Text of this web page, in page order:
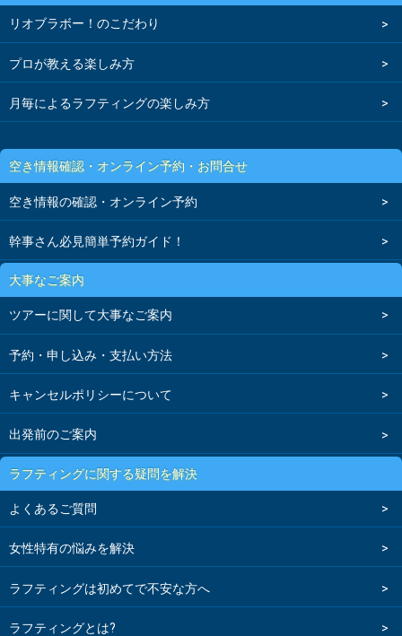
リオブラボー！のこだわり
プロが教える楽しみ方
月毎によるラフティングの楽しみ方
空き情報確認・オンライン予約・お問合せ
空き情報の確認・オンライン予約
幹事さん必見簡単予約ガイド！
大事なご案内
ツアーに関して大事なご案内
予約・申し込み・支払い方法
キャンセルポリシーについて
出発前のご案内
ラフティングに関する疑問を解決
よくあるご質問
女性特有の悩みを解決
ラフティングは初めてで不安な方へ
ラフティングとは?